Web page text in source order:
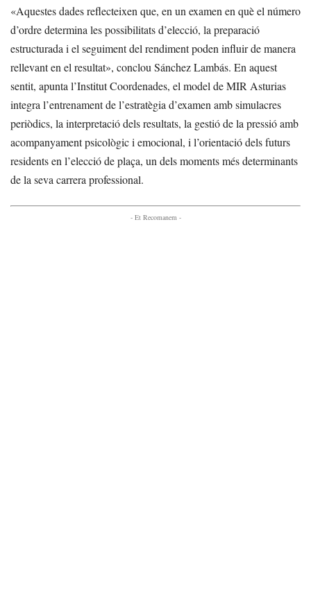
«Aquestes dades reflecteixen que, en un examen en què el número
d’ordre determina les possibilitats d’elecció, la preparació
estructurada i el seguiment del rendiment poden influir de manera
rellevant en el resultat», conclou Sánchez Lambás. En aquest
sentit, apunta l’Institut Coordenades, el model de MIR Asturias
integra l’entrenament de l’estratègia d’examen amb simulacres
periòdics, la interpretació dels resultats, la gestió de la pressió amb
acompanyament psicològic i emocional, i l’orientació dels futurs
residents en l’elecció de plaça, un dels moments més determinants
de la seva carrera professional.
- Et Recomanem -